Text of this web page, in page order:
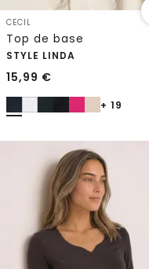
CECIL
Top de base
STYLE LINDA
15,99 €
+ 19